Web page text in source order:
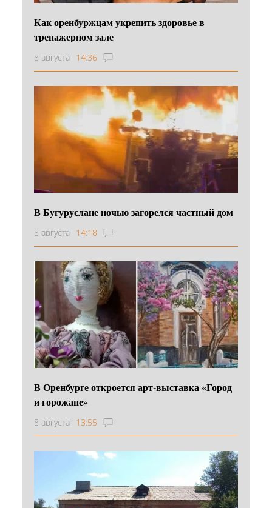
Как оренбуржцам укрепить здоровье в
тренажерном зале
8 августа 14:36
В Бугуруслане ночью загорелся частный дом
8 августа 14:18
В Оренбурге откроется арт-выставка «Город
и горожане»
8 августа 13:55